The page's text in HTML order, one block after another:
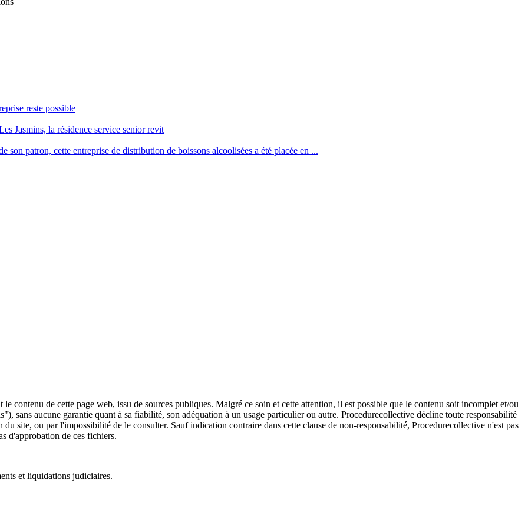
reste possible
Jasmins, la résidence service senior revit
son patron, cette entreprise de distribution de boissons alcoolisées a été placée en ...
contenu de cette page web, issu de sources publiques. Malgré ce soin et cette attention, il est possible que le contenu soit incomplet et/ou
sans aucune garantie quant à sa fiabilité, son adéquation à un usage particulier ou autre. Procedurecollective décline toute responsabilité
site, ou par l'impossibilité de le consulter. Sauf indication contraire dans cette clause de non-responsabilité, Procedurecollective n'est pas
d'approbation de ces fichiers.
et liquidations judiciaires.